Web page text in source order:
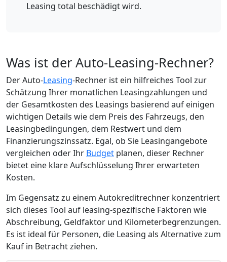
Leasing total beschädigt wird.
Was ist der Auto-Leasing-Rechner?
Der Auto-Leasing-Rechner ist ein hilfreiches Tool zur
Schätzung Ihrer monatlichen Leasingzahlungen und
der Gesamtkosten des Leasings basierend auf einigen
wichtigen Details wie dem Preis des Fahrzeugs, den
Leasingbedingungen, dem Restwert und dem
Finanzierungszinssatz. Egal, ob Sie Leasingangebote
vergleichen oder Ihr Budget planen, dieser Rechner
bietet eine klare Aufschlüsselung Ihrer erwarteten
Kosten.
Im Gegensatz zu einem Autokreditrechner konzentriert
sich dieses Tool auf leasing-spezifische Faktoren wie
Abschreibung, Geldfaktor und Kilometerbegrenzungen.
Es ist ideal für Personen, die Leasing als Alternative zum
Kauf in Betracht ziehen.